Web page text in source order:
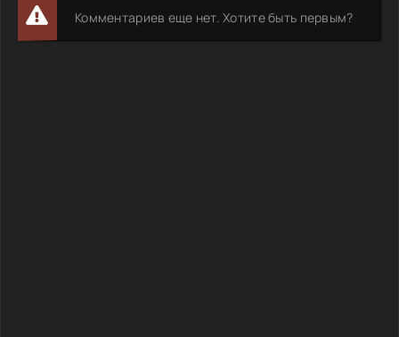
Комментариев еще нет. Хотите быть первым?